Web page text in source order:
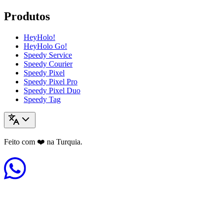
Produtos
HeyHolo!
HeyHolo Go!
Speedy Service
Speedy Courier
Speedy Pixel
Speedy Pixel Pro
Speedy Pixel Duo
Speedy Tag
Feito com ❤️ na Turquia.